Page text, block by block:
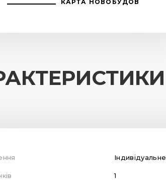
КАРТА НОВОБУДОВ
Індивідуальне
1